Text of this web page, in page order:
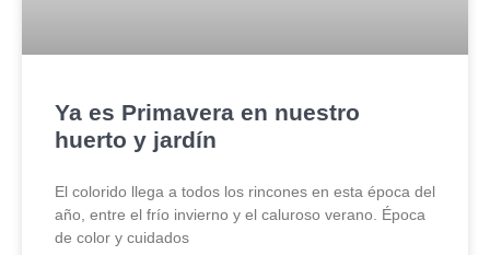
Ya es Primavera en nuestro
huerto y jardín
El colorido llega a todos los rincones en esta época del
año, entre el frío invierno y el caluroso verano. Época
de color y cuidados